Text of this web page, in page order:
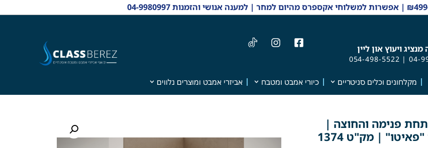
ויעוץ און ליין
04-
|
054-498-5522
מקלחונים וכלים סניטריים כיורי אמבט ומטבח אביזרי אמבט ומוצרים נלווים
פנימה והחוצה |
| מק"ט 1374